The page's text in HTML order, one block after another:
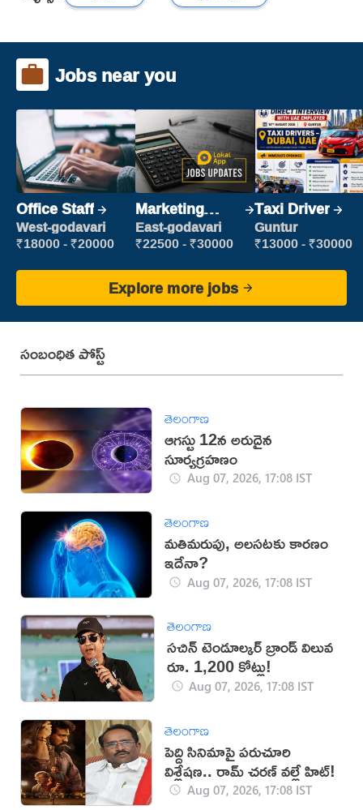
Jobs near you
Office Staff
West-godavari
₹18000 - ₹20000
Marketing
Executive
East-godavari
₹22500 - ₹30000
Taxi Driver
Guntur
₹13000 - ₹30000
Explore more jobs
సంబంధిత పోస్ట్
తెలంగాణ
ఆగస్టు 12న అరుదైన
సూర్యగ్రహణం
Aug 07, 2026, 17:08 IST
తెలంగాణ
మతిమరుపు, అలసటకు కారణం
ఇదేనా?
Aug 07, 2026, 17:08 IST
తెలంగాణ
సచిన్ టెండూల్కర్ బ్రాండ్ విలువ
రూ. 1,200 కోట్లు!
Aug 07, 2026, 17:08 IST
తెలంగాణ
పెద్ది సినిమాపై పరుచూరి
విశ్లేషణ.. రామ్ చరణ్ వల్లే హిట్!
Aug 07, 2026, 17:08 IST